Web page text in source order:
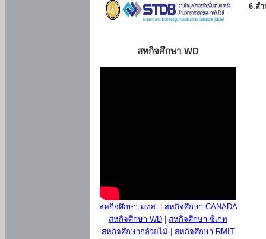
สหกิจศึกษา WD
สหกิจศึกษา มทส.
สหกิจศึกษา CANADA
สหกิจศึกษา WD
สหกิจศึกษา ซีเกท
สหกิจศึกษากล้วยไม้
สหกิจศึกษา RMIT
6.ส